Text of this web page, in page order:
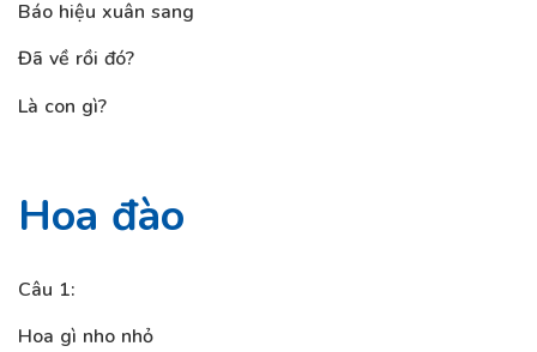
Báo hiệu xuân sang
Đã về rồi đó?
Là con gì?
Hoa đào
Câu 1:
Hoa gì nho nhỏ